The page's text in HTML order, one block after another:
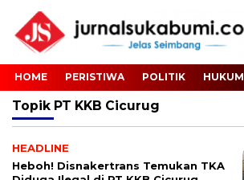
HOME PERISTIWA POLITIK HUKUM
Topik PT KKB Cicurug
HEADLINE
Heboh! Disnakertrans Temukan TKA